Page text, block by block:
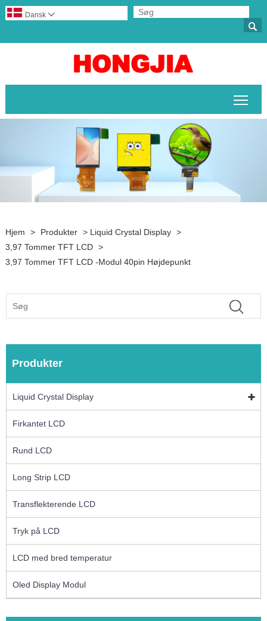

Dansk 
Hjem > Produkter > Liquid Crystal Display >
3,97 Tommer TFT LCD >
3,97 Tommer TFT LCD -modul 40pin Højdepunkt
Produkter
Liquid Crystal Display
Firkantet LCD
Rund LCD
Long Strip LCD
Transflekterende LCD
Tryk på LCD
LCD med bred temperatur
Oled Display Modul